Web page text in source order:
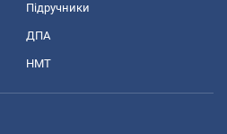
Підручники
ДПА
НМТ